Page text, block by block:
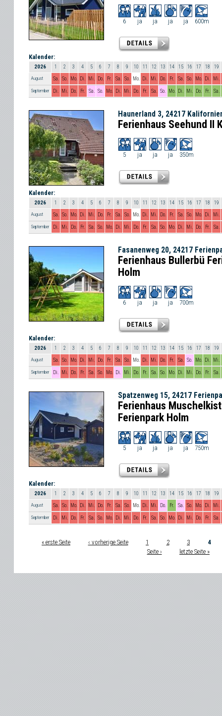
6 ja ja ja ja 600m
Kalender:
2026 1 2 3 4 5 6 7 8 9 10 11 12 13 14 15 16 17 18 19
August Sa. So. Mo. Di. Mi. Do. Fr. Sa. So. Mo. Di. Mi. Do. Fr. Sa. So. Mo. Di. Mi.
September Di. Mi. Do. Fr. Sa. So. Mo. Di. Mi. Do. Fr. Sa. So. Mo. Di. Mi. Do. Fr. Sa.
Haunerland 3, 24217
Ferienhaus Seehund II
5 ja ja ja 350m
Kalender:
2026 1 2 3 4 5 6 7 8 9 10 11 12 13 14 15 16 17 18 19
August Sa. So. Mo. Di. Mi. Do. Fr. Sa. So. Mo. Di. Mi. Do. Fr. Sa. So. Mo. Di. Mi.
September Di. Mi. Do. Fr. Sa. So. Mo. Di. Mi. Do. Fr. Sa. So. Mo. Di. Mi. Do. Fr. Sa.
Fasanenweg 20, 24217
Ferienhaus Bullerbü
Holm
6 ja ja ja 700m
Kalender:
2026 1 2 3 4 5 6 7 8 9 10 11 12 13 14 15 16 17 18 19
August Sa. So. Mo. Di. Mi. Do. Fr. Sa. So. Mo. Di. Mi. Do. Fr. Sa. So. Mo. Di. Mi.
September Di. Mi. Do. Fr. Sa. So. Mo. Di. Mi. Do. Fr. Sa. So. Mo. Di. Mi. Do. Fr. Sa.
Spatzenweg 15, 24217
Ferienhaus
Ferienpark Holm
5 ja ja ja ja 750m
Kalender:
2026 1 2 3 4 5 6 7 8 9 10 11 12 13 14 15 16 17 18 19
August Sa. So. Mo. Di. Mi. Do. Fr. Sa. So. Mo. Di. Mi. Do. Fr. Sa. So. Mo. Di. Mi.
September Di. Mi. Do. Fr. Sa. So. Mo. Di. Mi. Do. Fr. Sa. So. Mo. Di. Mi. Do. Fr. Sa.
Seiten
« erste Seite ‹ vorherige Seite 1 2 3
4
Seite ›
letzte Seite »